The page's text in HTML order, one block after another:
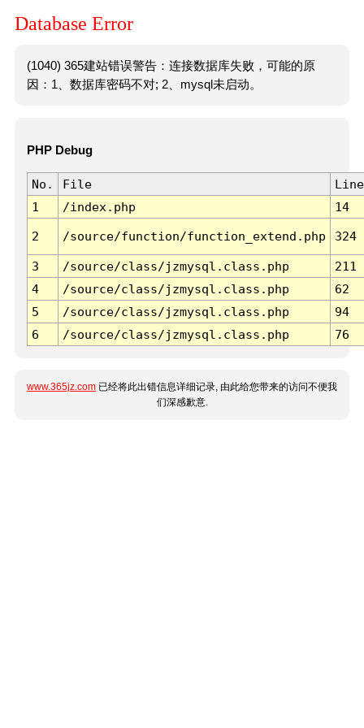
Database Error
(1040) 365建站错误警告：连接数据库失败，可能的原
因：1、数据库密码不对; 2、mysql未启动。
PHP Debug
No. File
Line
1
/index.php 14
2 /source/function/function_extend.php 324
3 /source/class/jzmysql.class.php
211
4
/source/class/jzmysql.class.php
62
5
/source/class/jzmysql.class.php
94
6
/source/class/jzmysql.class.php 76
www.365jz.com 已经将此出错信息详细记录, 由此给您带来的访问不便我
们深感歉意.